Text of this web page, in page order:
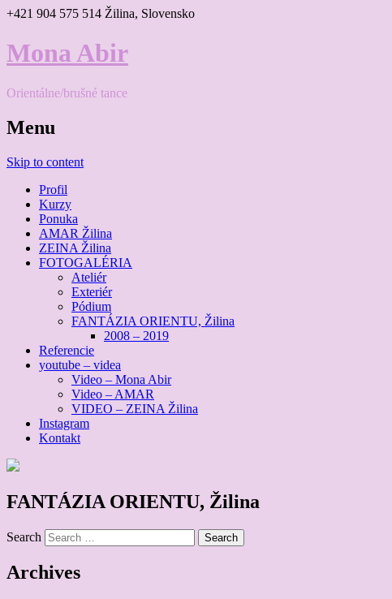
+421 904 575 514 Žilina, Slovensko
Mona Abir
Orientálne/brušné tance
Menu
Skip to content
Profil
Kurzy
Ponuka
AMAR Žilina
ZEINA Žilina
FOTOGALÉRIA
Ateliér
Exteriér
Pódium
FANTÁZIA ORIENTU, Žilina
2008 – 2019
Referencie
youtube – videa
Video – Mona Abir
Video – AMAR
VIDEO – ZEINA Žilina
Instagram
Kontakt
FANTÁZIA ORIENTU, Žilina
Search
Archives